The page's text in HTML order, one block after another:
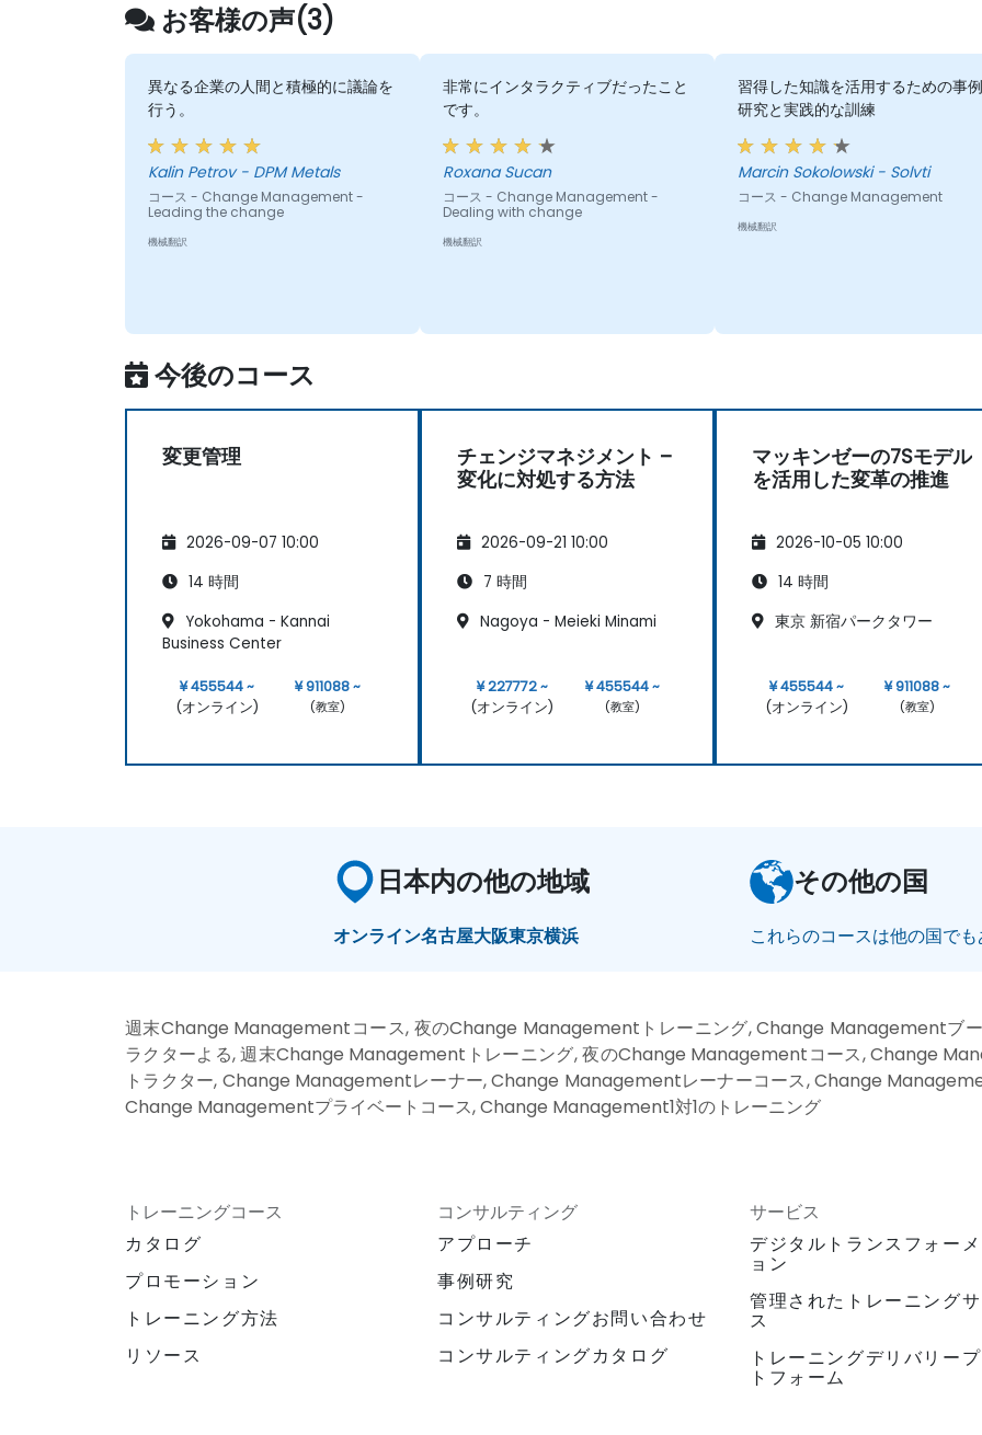
お客様の声(3)
異なる企業の人間と積極的に議論を
行う。
Kalin Petrov - DPM Metals
コース - Change Management -
Leading the change
機械翻訳
非常にインタラクティブだったこと
です。
Roxana Sucan
コース - Change Management -
Dealing with change
機械翻訳
習得した知識を活用するための事例
研究と実践的な訓練
Marcin Sokolowski - Solvti
コース - Change Management
機械翻訳
今後のコース
変更管理
2026-09-07 10:00
14 時間
Yokohama - Kannai
Business Center
¥ 455544 ~
(オンライン)
¥ 911088 ~
(教室)
チェンジマネジメント –
変化に対処する方法
2026-09-21 10:00
7 時間
Nagoya - Meieki Minami
¥ 227772 ~
(オンライン)
¥ 455544 ~
(教室)
マッキンゼーの7Sモデル
を活用した変革の推進
2026-10-05 10:00
14 時間
東京 新宿パークタワー
¥ 455544 ~
(オンライン)
¥ 911088 ~
(教室)
日本内の他の地域
オンライン名古屋大阪東京横浜
その他の国
これらのコースは他の国で
週末Change Managementコース, 夜のChange Managementトレーニング, Change Managementブ
ラクターよる, 週末Change Managementトレーニング, 夜のChange Managementコース, Change
トラクター, Change Managementレーナー, Change Managementレーナーコース, Change
Change Managementプライベートコース, Change Management1対1のトレーニング
トレーニングコース
カタログ
プロモーション
トレーニング方法
リソース
コンサルティング
アプローチ
事例研究
コンサルティングお問い合わせ
コンサルティングカタログ
サービス
デジタルトランスフォー
ョン
管理されたトレーニング
ス
トレーニングデリバリー
トフォーム